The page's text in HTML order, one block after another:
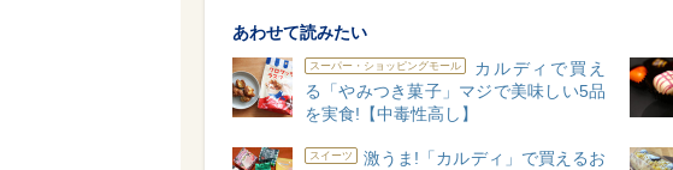
あわせて読みたい
スーパー・ショッピングモール
カルディで買え
る「やみつき菓子」マジで美味しい5品
を実食!【中毒性高し】
スイーツ
激うま!「カルディ」で買えるお